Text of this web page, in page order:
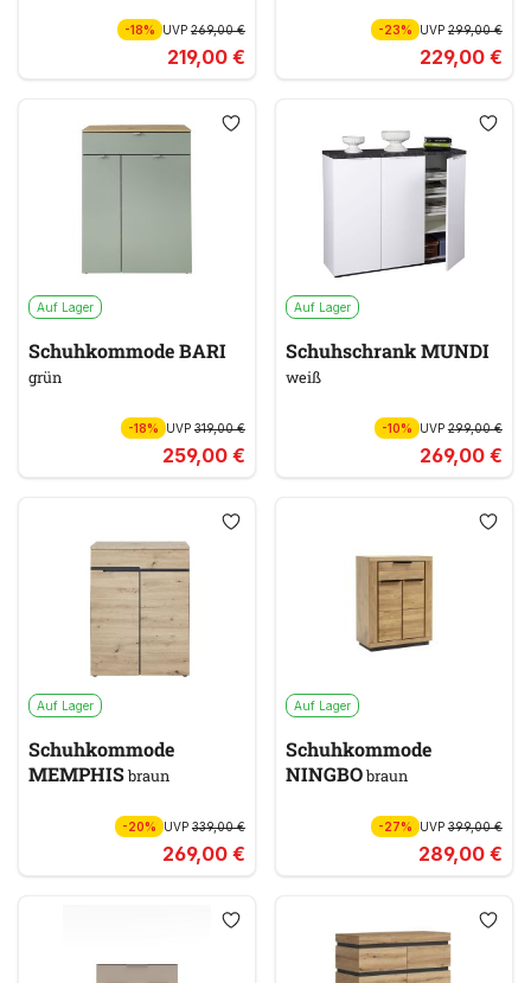
-18% UVP 269,00 €
219,00 €
-23% UVP299,00 €
229,00 €
Auf Lager
Schuhkommode BARI
grün
-18% UVP 319,00 €
259,00 €
Auf Lager
Schuhschrank MUNDI
weiß
-10% UVP299,00 €
269,00 €
Auf Lager
Schuhkommode
MEMPHISbraun
-20% UVP 339,00 €
269,00 €
Auf Lager
Schuhkommode
NINGBObraun
-27% UVP399,00 €
289,00 €